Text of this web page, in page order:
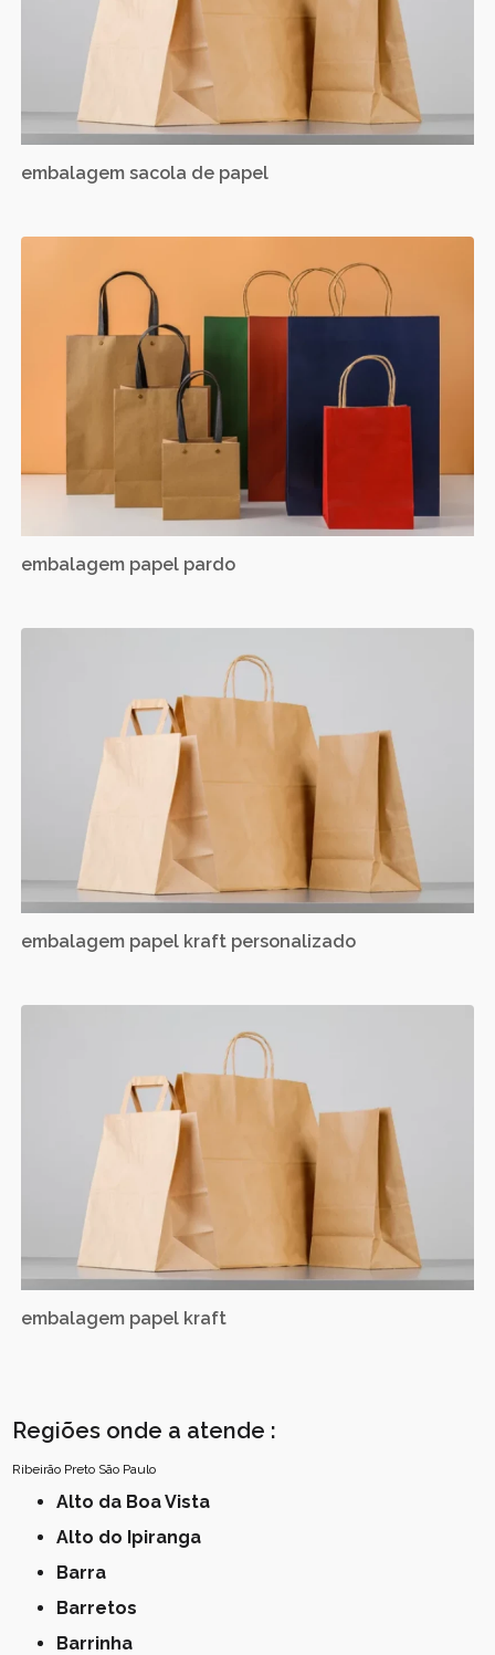
embalagem sacola de papel
embalagem papel pardo
embalagem papel kraft personalizado
embalagem papel kraft
Regiões onde a atende :
Ribeirão Preto São Paulo
Alto da Boa Vista
Alto do Ipiranga
Barra
Barretos
Barrinha